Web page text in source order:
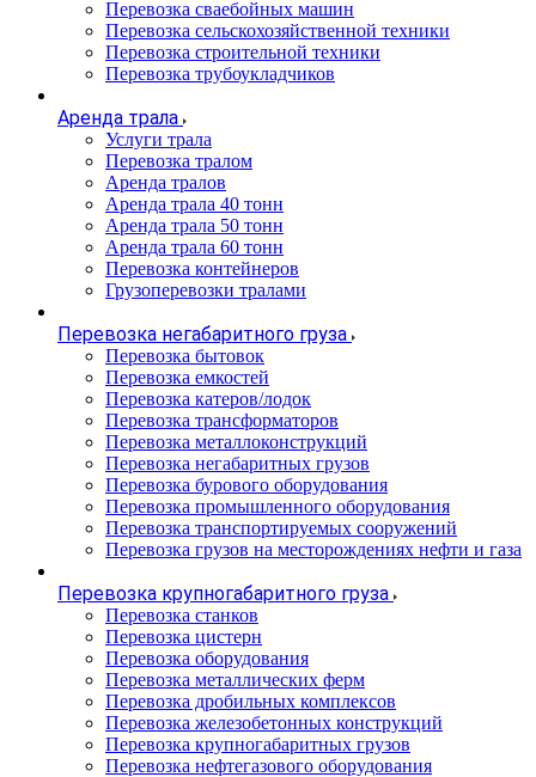
Перевозка сваебойных машин
Перевозка сельскохозяйственной техники
Перевозка строительной техники
Перевозка трубоукладчиков
Аренда трала
Услуги трала
Перевозка тралом
Аренда тралов
Аренда трала 40 тонн
Аренда трала 50 тонн
Аренда трала 60 тонн
Перевозка контейнеров
Грузоперевозки тралами
Перевозка негабаритного груза
Перевозка бытовок
Перевозка емкостей
Перевозка катеров/лодок
Перевозка трансформаторов
Перевозка металлоконструкций
Перевозка негабаритных грузов
Перевозка бурового оборудования
Перевозка промышленного оборудования
Перевозка транспортируемых сооружений
Перевозка грузов на месторождениях нефти и газа
Перевозка крупногабаритного груза
Перевозка станков
Перевозка цистерн
Перевозка оборудования
Перевозка металлических ферм
Перевозка дробильных комплексов
Перевозка железобетонных конструкций
Перевозка крупногабаритных грузов
Перевозка нефтегазового оборудования